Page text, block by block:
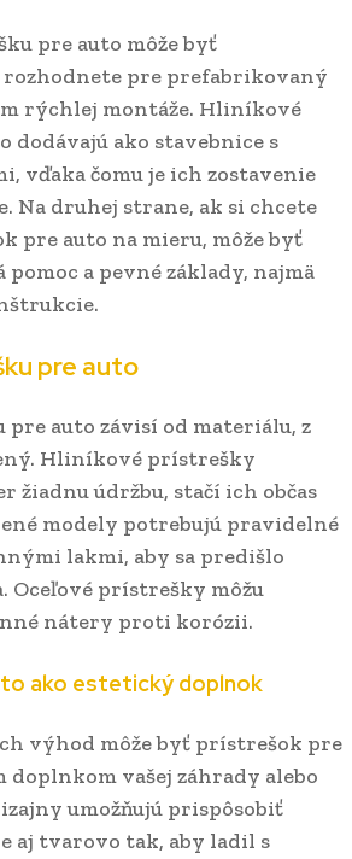
pre auto môže byť
rozhodnete pre prefabrikovaný
rýchlej montáže. Hliníkové
dodávajú ako stavebnice s
vďaka čomu je ich zostavenie
Na druhej strane, ak si chcete
pre auto na mieru, môže byť
a pevné základy, najmä
pre auto
auto závisí od materiálu, z
Hliníkové prístrešky
žiadnu údržbu, stačí ich občas
modely potrebujú pravidelné
lakmi, aby sa predišlo
Oceľové prístrešky môžu
nátery proti korózii.
ako estetický doplnok
výhod môže byť prístrešok pre
doplnkom vašej záhrady alebo
umožňujú prispôsobiť
aj tvarovo tak, aby ladil s